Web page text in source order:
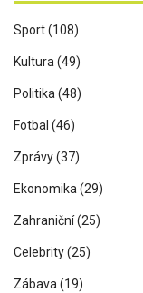
Sport(108)
Kultura (49)
Politika (48)
Fotbal (46)
Zprávy(37)
Ekonomika (29)
Zahraniční(25)
Celebrity(25)
Zábava (19)